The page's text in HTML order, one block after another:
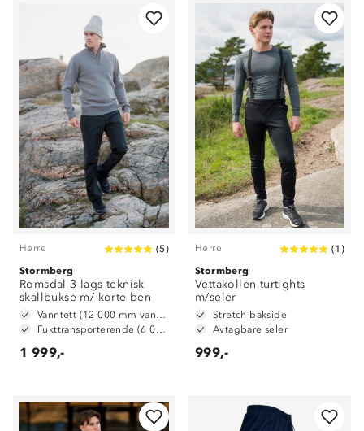
Herre (5)
Stormberg
Romsdal 3-lags teknisk
skallbukse m/ korte ben
Vanntett (12 000 mm vannsøyle)
Fukttransporterende (6 000 g/ m2/ 24t)
1 999,-
Herre (1 )
Stormberg
Vettakollen turtights
m/seler
Stretch bakside
Avtagbare seler
999,-